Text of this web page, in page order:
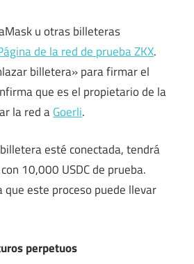
u otras billeteras
de la red de prueba ZKX.
billetera» para firmar el
que es el propietario de la
la red aGoerli.
esté conectada, tendrá
10,000 USDC de prueba.
que este proceso puede llevar
perpetuos